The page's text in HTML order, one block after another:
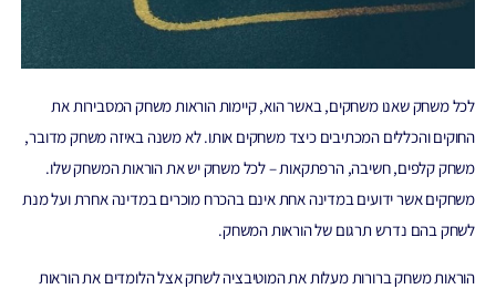
לכל משחק שאנו משחקים, באשר הוא, קיימות הוראות משחק המסבירות את
החוקים והכללים המכתיבים כיצד משחקים אותו. לא משנה באיזה משחק מדובר,
משחק קלפים, חשיבה, הרפתקאות – לכל משחק יש את הוראות המשחק שלו.
משחקים אשר ידועים במדינה אחת אינם בהכרח מוכרים במדינה אחרת ועל מנת
לשחק בהם נדרש תרגום של הוראות המשחק.
הוראות משחק ברורות מעלות את המוטיבציה לשחק אצל הלומדים את הוראות